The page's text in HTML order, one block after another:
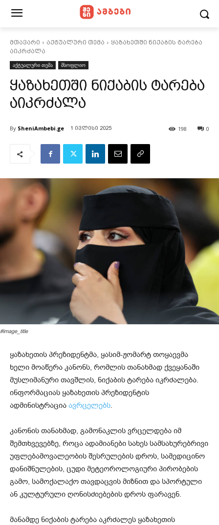
მთავარი აქტუალური თემა
ყაზახეთში ნიქაბის ტარება
აიკრძალა
აქტუალური თემა
მსოფლიო
ყაზახეთში ნიქაბის ტარება
აიკრძალა
By SheniAmbebi.ge 1 ივლისი 2025 0
198
#image_title
ყაზახეთის პრეზიდენტმა, ყასიმ-ჟომარტ თოყაევმა
ხელი მოაწერა კანონს, რომლის თანახმად ქვეყანაში
მუსლიმანური თავშლის, ნიქაბის ტარება იკრძალება.
ინფორმაციას ყაზახეთის პრეზიდენტის
ადმინისტრაცია ავრცელებს.
კანონის თანახმად, გამონაკლის ვრცელდება იმ
შემთხვევებზე, როცა ადამიანები სახეს სამსახურებრივი
უფლებამოვალეობის შესრულების დროს, სამედიცინო
დანიშნულების, ცუდი მეტეოროლოგიური პირობების
გამო, სამოქალაქო თავდაცვის მიზნით და სპორტული
ან კულტურული ღონისძიებების დროს ფარავენ.
მანამდე ნიქაბის ტარება აკრძალეს ყაზახეთის